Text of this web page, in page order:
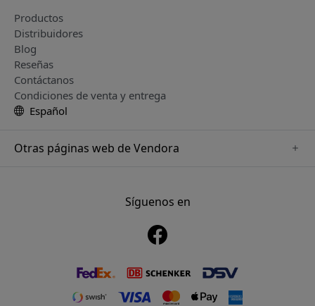
Productos
Distribuidores
Blog
Reseñas
Contáctanos
Condiciones de venta y entrega
Español
Otras páginas web de Vendora
www.nordicsmartlight.seSíguenos en